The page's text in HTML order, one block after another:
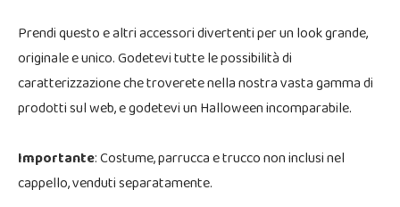
Prendi questo e altri accessori divertenti per un look grande,
originale e unico. Godetevi tutte le possibilità di
caratterizzazione che troverete nella nostra vasta gamma di
prodotti sul web, e godetevi un Halloween incomparabile.
Importante: Costume, parrucca e trucco non inclusi nel
cappello, venduti separatamente.